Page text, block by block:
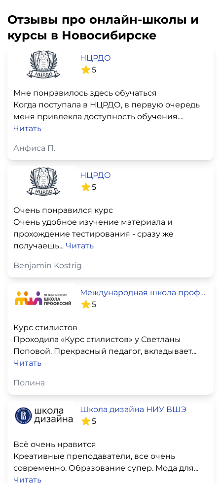
Отзывы про онлайн-школы и
курсы в Новосибирске
НЦРДО
5
Мне понравилось здесь обучаться
Когда поступала в НЦРДО, в первую очередь
меня привлекла доступность обучения....
Читать
Анфиса П.
НЦРДО
5
Очень понравился курс
Очень удобное изучение материала и
прохождение тестирования - сразу же
получаешь... Читать
Benjamin Kostrig
Международная школа профессий
5
Курс стилистов
Проходила «Курс стилистов» у Светланы
Поповой. Прекрасный педагог, вкладывает...
Читать
Полина
Школа дизайна НИУ ВШЭ
5
Всё очень нравится
Креативные преподаватели, все очень
современно. Образование супер. Мода для...
Читать